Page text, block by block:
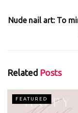
Nude nail art: To
Related Posts
FEATURED